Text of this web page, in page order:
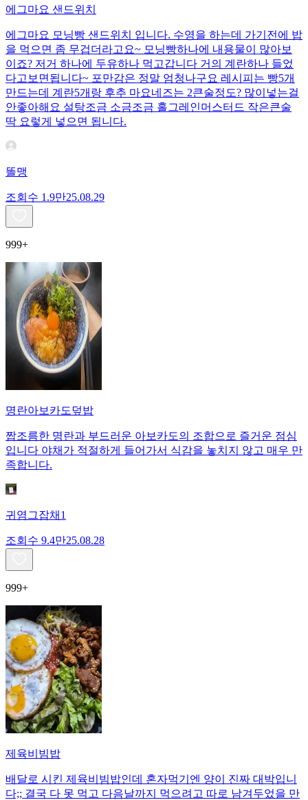
에그마요 샌드위치
에그마요 모닝빵 샌드위치 입니다. 수영을 하는데 가기전에 밥
을 먹으면 좀 무겁더라고요~ 모닝빵하나에 내용물이 많아보
이죠? 저거 하나에 두유하나 먹고갑니다 거의 계란하나 들었
다고보면됩니다~ 포만감은 정말 엄청나구요 레시피는 빵5개
만드는데 계란5개랑 후추 마요네즈는 2큰술정도? 많이넣는걸
안좋아해요 설탕조금 소금조금 홀그레인머스터드 작은큰술
딱 요렇게 넣으면 됩니다.
똘맹
조회수 1.9만25.08.29
999+
명란아보카도덮밥
짭조름한 명란과 부드러운 아보카도의 조합으로 즐거운 점심
입니다 야채가 적절하게 들어가서 식감을 놓치지 않고 매우 만
족합니다.
귀염그잡채1
조회수 9.4만25.08.28
999+
제육비빔밥
배달로 시킨 제육비빔밥인데 혼자먹기엔 양이 진짜 대박입니
다;; 결국 다 못 먹고 다음날까지 먹으려고 따로 남겨두었을 만